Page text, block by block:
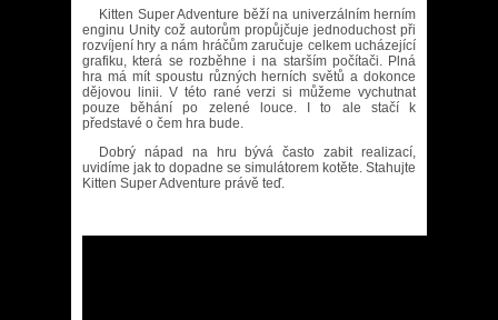
Kitten Super Adventure běží na univerzálním herním
enginu Unity což autorům propůjčuje jednoduchost při
rozvíjení hry a nám hráčům zaručuje celkem ucházející
grafiku, která se rozběhne i na starším počítači. Plná
hra má mít spoustu různých herních světů a dokonce
dějovou linii. V této rané verzi si můžeme vychutnat
pouze běhání po zelené louce. I to ale stačí k
představé o čem hra bude.
Dobrý nápad na hru bývá často zabit realizací,
uvidíme jak to dopadne se simulátorem kotěte. Stahujte
Kitten Super Adventure právě teď.